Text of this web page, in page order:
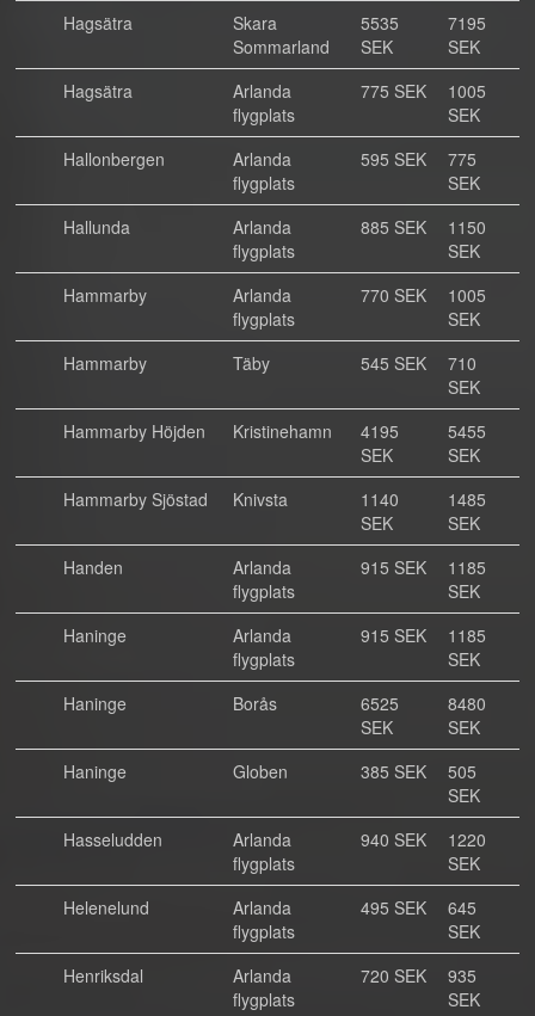
Hagsätra
Skara
Sommarland
5535
SEK
7195
SEK
Hagsätra
Arlanda
flygplats
775 SEK
1005
SEK
Hallonbergen
Arlanda
flygplats
595 SEK
775
SEK
Hallunda
Arlanda
flygplats
885 SEK
1150
SEK
Hammarby
Arlanda
flygplats
770 SEK
1005
SEK
Hammarby
Täby 545 SEK
710
SEK
Hammarby Höjden
Kristinehamn
4195
SEK
5455
SEK
Hammarby Sjöstad
Knivsta
1140
SEK
1485
SEK
Handen
Arlanda
flygplats
915 SEK
1185
SEK
Haninge
Arlanda
flygplats
915 SEK
1185
SEK
Haninge
Borås
6525
SEK
8480
SEK
Haninge
Globen 385 SEK
505
SEK
Hasseludden
Arlanda
flygplats
940 SEK
1220
SEK
Helenelund
Arlanda
flygplats
495 SEK
645
SEK
Henriksdal
Arlanda
flygplats
720 SEK
935
SEK